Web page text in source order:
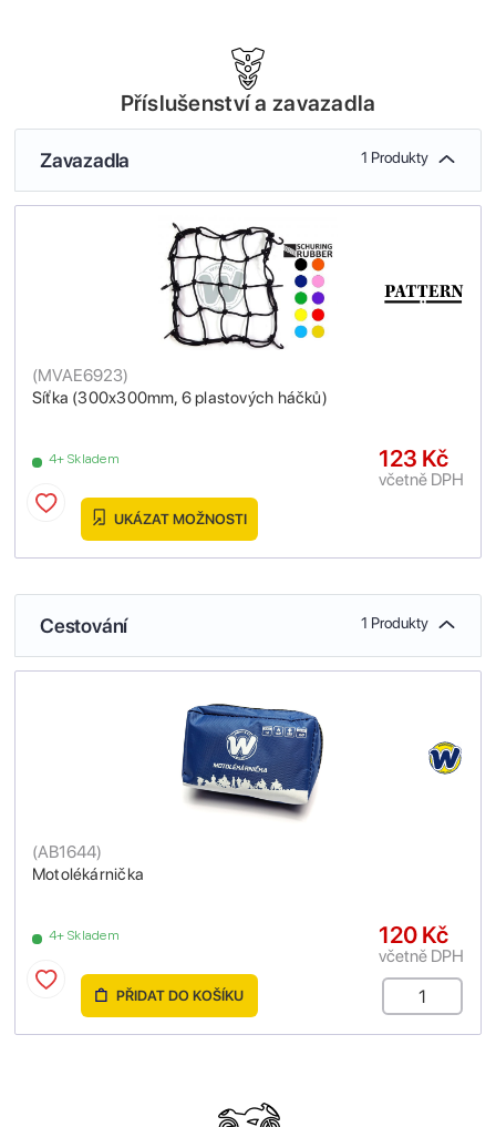
Příslušenství a zavazadla
Zavazadla 1 Produkty
Síťka (300x300mm, 6 plastových háčků)
(MVAE6923)
4+ Skladem 123 Kč
včetně DPH
UKÁZAT MOŽNOSTI
Cestování 1 Produkty
Motolékárnička
(AB1644)
4+ Skladem 120 Kč
včetně DPH
PŘIDAT DO KOŠÍKU